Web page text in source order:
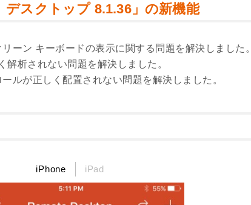
デスクトップ 8.1.36」の新機能
ーン キーボードの表示に関する問題を解決しました。
解析されない問題を解決しました。
ルが正しく配置されない問題を解決しました。
iPhone iPad